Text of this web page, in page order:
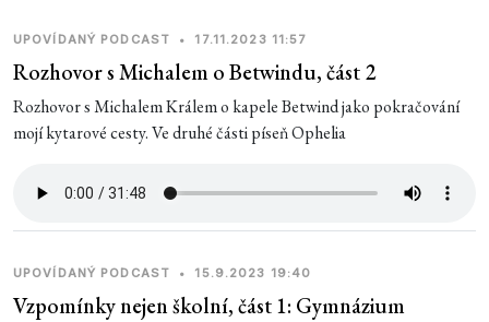
UPOVÍDANÝ PODCAST • 17.11.2023 11:57
Rozhovor s Michalem o Betwindu, část 2
Rozhovor s Michalem Králem o kapele Betwind jako pokračování
mojí kytarové cesty. Ve druhé části píseň Ophelia
UPOVÍDANÝ PODCAST • 15.9.2023 19:40
Vzpomínky nejen školní, část 1: Gymnázium